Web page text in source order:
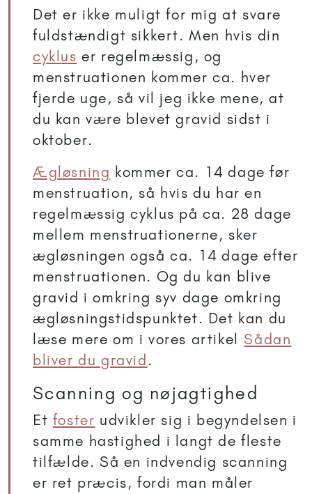
Det er ikke muligt for mig at svare
fuldstændigt sikkert. Men hvis din
cyklus er regelmæssig, og
menstruationen kommer ca. hver
fjerde uge, så vil jeg ikke mene, at
du kan være blevet gravid sidst i
oktober.
Ægløsning kommer ca. 14 dage før
menstruation, så hvis du har en
regelmæssig cyklus på ca. 28 dage
mellem menstruationerne, sker
ægløsningen også ca. 14 dage efter
menstruationen. Og du kan blive
gravid i omkring syv dage omkring
ægløsningstidspunktet. Det kan du
læse mere om i vores artikel Sådan
bliver du gravid .
Scanning og nøjagtighed
Et foster udvikler sig i begyndelsen i
samme hastighed i langt de fleste
tilfælde. Så en indvendig scanning
er ret præcis, fordi man måler